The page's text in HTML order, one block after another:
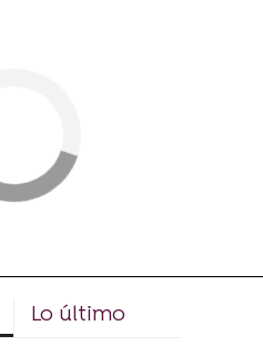
Lo último